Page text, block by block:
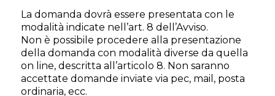
La domanda dovrà essere presentata con le
modalità indicate nell’art. 8 dell’Avviso.
Non è possibile procedere alla presentazione
della domanda con modalità diverse da quella
on line, descritta all’articolo 8. Non saranno
accettate domande inviate via pec, mail, posta
ordinaria, ecc.